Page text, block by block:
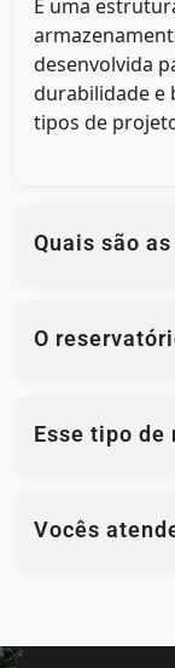
É uma
desenvolvida
durabilidade e
tipos de
Quais são
O
Esse tipo de
Vocês